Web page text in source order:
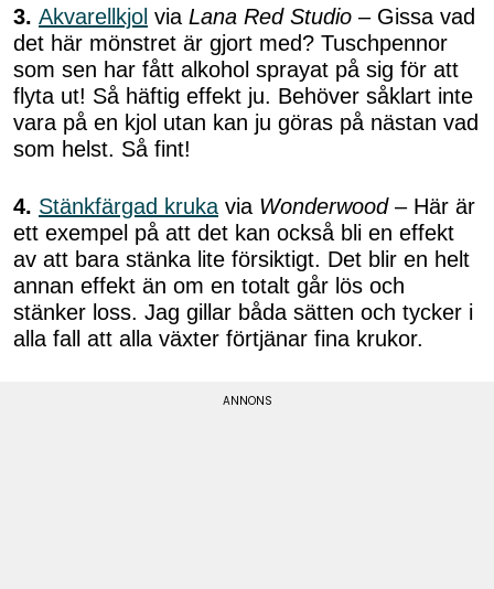
3. Akvarellkjol via Lana Red Studio – Gissa vad
det här mönstret är gjort med? Tuschpennor
som sen har fått alkohol sprayat på sig för att
flyta ut! Så häftig effekt ju. Behöver såklart inte
vara på en kjol utan kan ju göras på nästan vad
som helst. Så fint!
4. Stänkfärgad kruka via Wonderwood– Här är
ett exempel på att det kan också bli en effekt
av att bara stänka lite försiktigt. Det blir en helt
annan effekt än om en totalt går lös och
stänker loss. Jag gillar båda sätten och tycker i
alla fall att alla växter förtjänar fina krukor.